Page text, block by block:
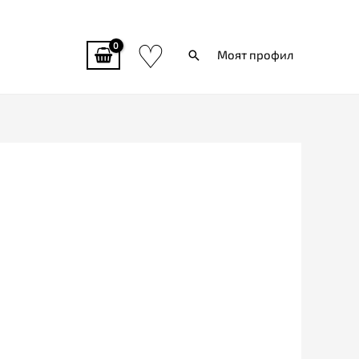
♡ ТърсиМоят профил